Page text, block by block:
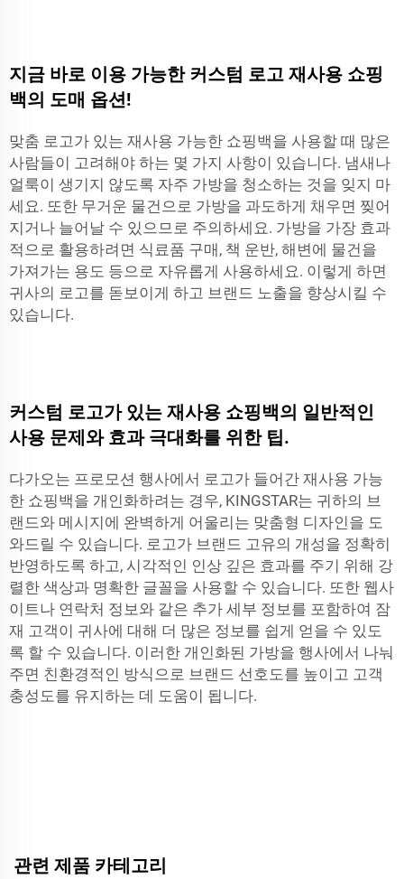
지금 바로 이용 가능한 커스텀 로고 재사용 쇼핑
백의 도매 옵션!
맞춤 로고가 있는 재사용 가능한 쇼핑백을 사용할 때 많은
사람들이 고려해야 하는 몇 가지 사항이 있습니다. 냄새나
얼룩이 생기지 않도록 자주 가방을 청소하는 것을 잊지 마
세요. 또한 무거운 물건으로 가방을 과도하게 채우면 찢어
지거나 늘어날 수 있으므로 주의하세요. 가방을 가장 효과
적으로 활용하려면 식료품 구매, 책 운반, 해변에 물건을
가져가는 용도 등으로 자유롭게 사용하세요. 이렇게 하면
귀사의 로고를 돋보이게 하고 브랜드 노출을 향상시킬 수
있습니다.
커스텀 로고가 있는 재사용 쇼핑백의 일반적인
사용 문제와 효과 극대화를 위한 팁.
다가오는 프로모션 행사에서 로고가 들어간 재사용 가능
한 쇼핑백을 개인화하려는 경우, KINGSTAR는 귀하의 브
랜드와 메시지에 완벽하게 어울리는 맞춤형 디자인을 도
와드릴 수 있습니다. 로고가 브랜드 고유의 개성을 정확히
반영하도록 하고, 시각적인 인상 깊은 효과를 주기 위해 강
렬한 색상과 명확한 글꼴을 사용할 수 있습니다. 또한 웹사
이트나 연락처 정보와 같은 추가 세부 정보를 포함하여 잠
재 고객이 귀사에 대해 더 많은 정보를 쉽게 얻을 수 있도
록 할 수 있습니다. 이러한 개인화된 가방을 행사에서 나눠
주면 친환경적인 방식으로 브랜드 선호도를 높이고 고객
충성도를 유지하는 데 도움이 됩니다.
관련 제품 카테고리